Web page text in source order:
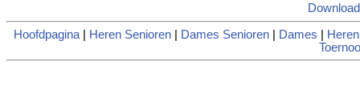
Hoofdpagina| Heren Senioren| Dames Senioren| Dames Heren